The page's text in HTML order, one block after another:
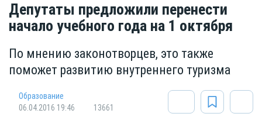
Депутаты предложили перенести
начало учебного года на 1 октября
По мнению законотворцев, это также
поможет развитию внутреннего туризма
Oбразование
06.04.2016 19:46
13661